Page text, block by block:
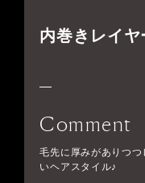
内巻きレイヤ
Comment
毛先に厚みがありつ
いヘアスタイル♪